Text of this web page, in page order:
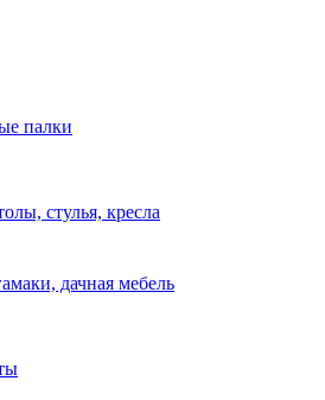
палки
стулья, кресла
дачная мебель